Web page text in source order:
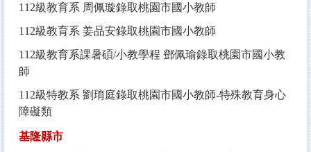
112級教育系 周佩璇錄取桃園市國小教師
112級教育系 姜品安錄取桃園市國小教師
112級教育系課暑碩/小教學程 鄧佩瑜錄取桃園市國小教
師
112級特教系 劉㻙庭錄取桃園市國小教師-特殊教育身心
障礙類
基隆縣市